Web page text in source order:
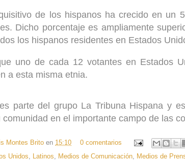
de los hispanos ha crecido en un
Dicho porcentaje es ampliamente
los hispanos residentes en Estados
uno de cada 12 votantes en Estados
a esta misma etnia.
parte del grupo La Tribuna Hispana y
comunidad en el importante campo de las
Montes Brito en 15:10
0 comentarios
Unidos Latinos Medios de Comunicación Medios de